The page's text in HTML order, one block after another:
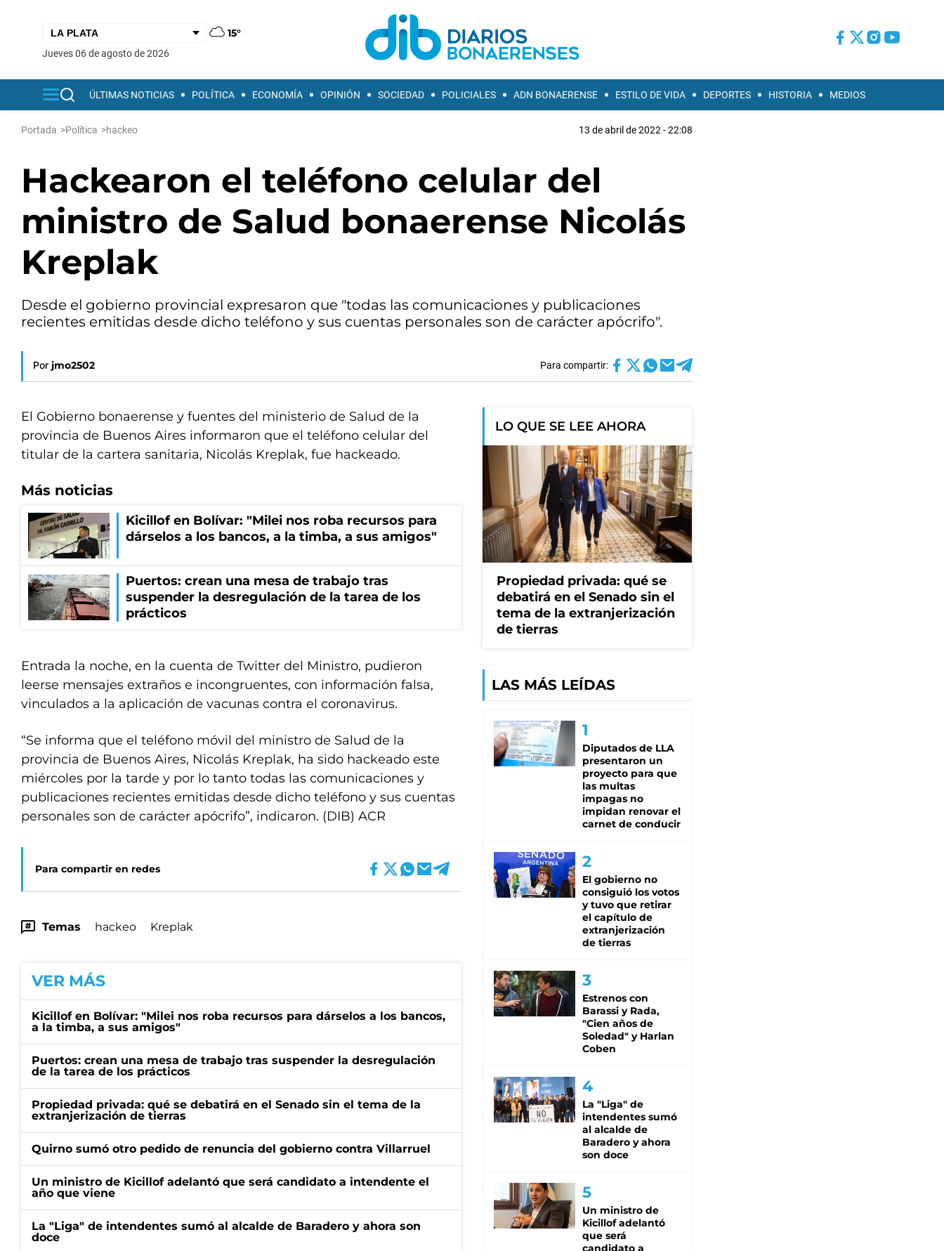
15°
jueves 06 de agosto de 2026
ÚLTIMAS NOTICIAS POLÍTICA ECONOMÍA OPINIÓN SOCIEDAD POLICIALES ADN BONAERENSE ESTILO DE VIDA DEPORTES HISTORIA MEDIOS
Portada >Política >hackeo 13 de abril de 2022 - 22:08
Hackearon el teléfono celular del
ministro de Salud bonaerense Nicolás
Kreplak
Desde el gobierno provincial expresaron que "todas las comunicaciones y publicaciones
recientes emitidas desde dicho teléfono y sus cuentas personales son de carácter apócrifo".
Por jmo2502 Para compartir:
El Gobierno bonaerense y fuentes del ministerio de Salud de la
provincia de Buenos Aires informaron que el teléfono celular del
titular de la cartera sanitaria, Nicolás Kreplak, fue hackeado.
Más noticias
Kicillof en Bolívar: "Milei nos roba recursos para
dárselos a los bancos, a la timba, a sus amigos"
Puertos: crean una mesa de trabajo tras
suspender la desregulación de la tarea de los
prácticos
Entrada la noche, en la cuenta de Twitter del Ministro, pudieron
leerse mensajes extraños e incongruentes, con información falsa,
vinculados a la aplicación de vacunas contra el coronavirus.
“Se informa que el teléfono móvil del ministro de Salud de la
provincia de Buenos Aires, Nicolás Kreplak, ha sido hackeado este
miércoles por la tarde y por lo tanto todas las comunicaciones y
publicaciones recientes emitidas desde dicho teléfono y sus cuentas
personales son de carácter apócrifo”, indicaron. (DIB) ACR
Para compartir en redes
Temas hackeo Kreplak
VER MÁS
Kicillof en Bolívar: "Milei nos roba recursos para dárselos a los bancos,
a la timba, a sus amigos"
Puertos: crean una mesa de trabajo tras suspender la desregulación
de la tarea de los prácticos
Propiedad privada: qué se debatirá en el Senado sin el tema de la
extranjerización de tierras
Quirno sumó otro pedido de renuncia del gobierno contra Villarruel
Un ministro de Kicillof adelantó que será candidato a intendente el
año que viene
La "Liga" de intendentes sumó al alcalde de Baradero y ahora son
doce
LO QUE SE LEE AHORA
Propiedad privada: qué se
debatirá en el Senado sin el
tema de la extranjerización
de tierras
LAS MÁS LEÍDAS
Diputados de LLA
presentaron un
proyecto para que
las multas
impagas no
impidan renovar el
carnet de conducir
El gobierno no
consiguió los votos
y tuvo que retirar
el capítulo de
extranjerización
de tierras
Estrenos con
Barassi y Rada,
"Cien años de
Soledad" y Harlan
Coben
La "Liga" de
intendentes sumó
al alcalde de
Baradero y ahora
son doce
Un ministro de
Kicillof adelantó
que será
candidato a